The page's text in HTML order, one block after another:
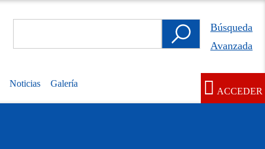
Búsqueda
Búsqueda
Avanzada
Noticias Galería
UserACCEDER